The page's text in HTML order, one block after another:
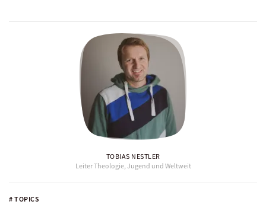
# TOPICS
TOBIAS NESTLER
Leiter Theologie, Jugend und Weltweit